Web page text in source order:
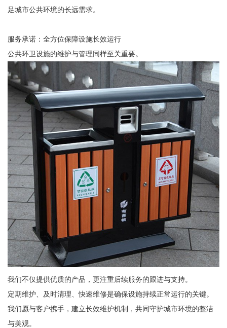
足城市公共环境的长远需求。
服务承诺：全方位保障设施长效运行
公共环卫设施的维护与管理同样至关重要。
我们不仅提供优质的产品，更注重后续服务的跟进与支持。
定期维护、及时清理、快速维修是确保设施持续正常运行的关键。
我们愿与客户携手，建立长效维护机制，共同守护城市环境的整洁
与美观。